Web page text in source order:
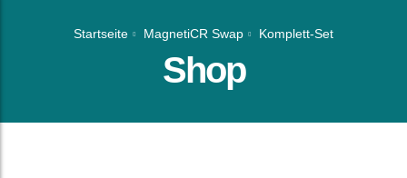
Startseite MagnetiCR Swap Komplett-Set
Shop